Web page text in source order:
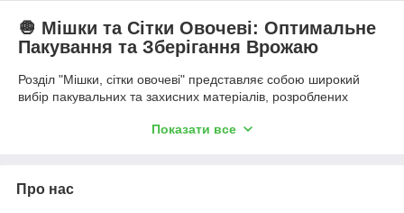
🧅 Мішки та Сітки Овочеві: Оптимальне
Пакування та Зберігання Врожаю
Розділ "Мішки, сітки овочеві" представляє собою широкий
вибір пакувальних та захисних матеріалів, розроблених
роздрібної торгівлі, а також приватного зберігання врожаю.
її транспортування та забезпечення належної вентиляції під
час тривалого зберігання.
Показати все
Про нас